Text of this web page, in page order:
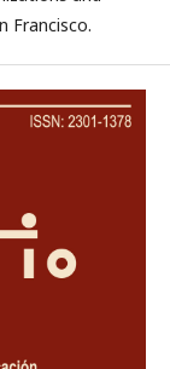
Francisco.